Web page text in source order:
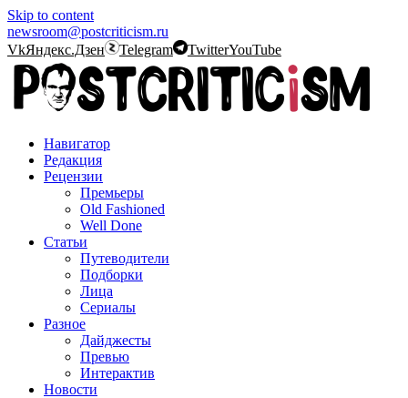
Skip to content
newsroom@postcriticism.ru
VkЯндекс.Дзен Telegram TwitterYouTube
Навигатор
Редакция
Рецензии
Премьеры
Old Fashioned
Well Done
Статьи
Путеводители
Подборки
Лица
Сериалы
Разное
Дайджесты
Превью
Интерактив
Новости